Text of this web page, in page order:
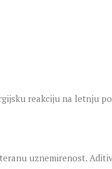
reakciju na letnju
uznemirenost.